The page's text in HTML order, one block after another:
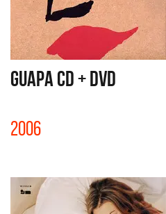
GUAPA CD + DVD
2006